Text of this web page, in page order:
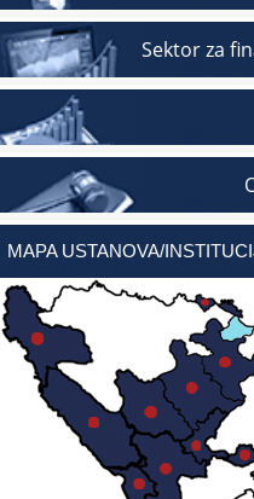
Sektor za
MAPA USTANOVA/